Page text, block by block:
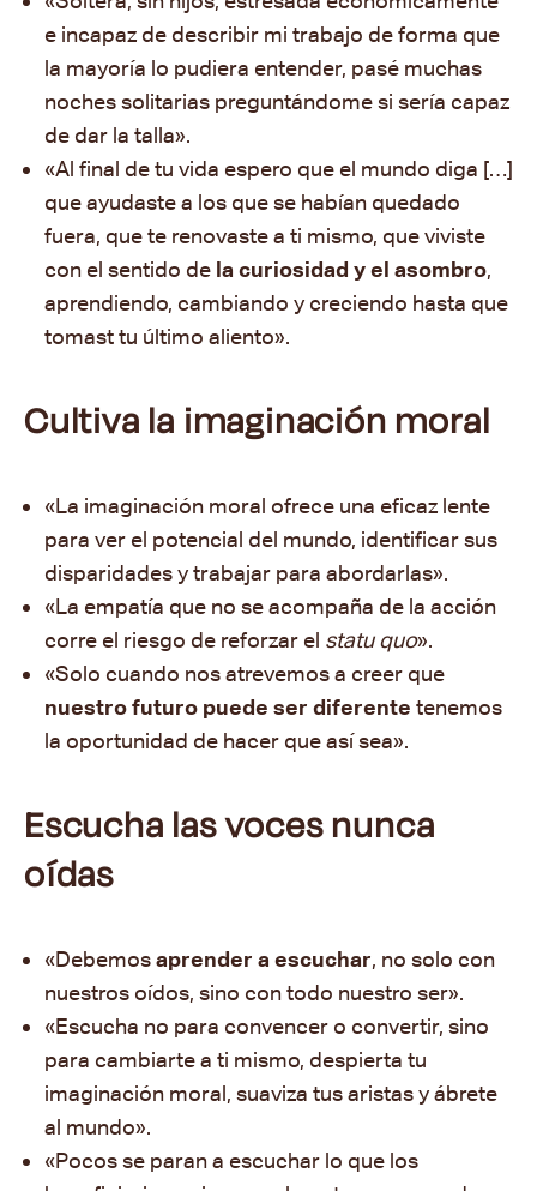
e incapaz de describir mi trabajo de forma que
la mayoría lo pudiera entender, pasé muchas
noches solitarias preguntándome si sería capaz
de dar la talla».
«Al final de tu vida espero que el mundo diga […]
que ayudaste a los que se habían quedado
fuera, que te renovaste a ti mismo, que viviste
con el sentido de la curiosidad y el asombro,
aprendiendo, cambiando y creciendo hasta que
tomast tu último aliento».
Cultiva la imaginación moral
«La imaginación moral ofrece una eficaz lente
para ver el potencial del mundo, identificar sus
disparidades y trabajar para abordarlas».
«La empatía que no se acompaña de la acción
corre el riesgo de reforzar el statu quo».
«Solo cuando nos atrevemos a creer que
nuestro futuro puede ser diferente tenemos
la oportunidad de hacer que así sea».
Escucha las voces nunca
oídas
«Debemosaprender a escuchar, no solo con
nuestros oídos, sino con todo nuestro ser».
«Escucha no para convencer o convertir, sino
para cambiarte a ti mismo, despierta tu
imaginación moral, suaviza tus aristas y ábrete
al mundo».
«Pocos se paran a escuchar lo que los